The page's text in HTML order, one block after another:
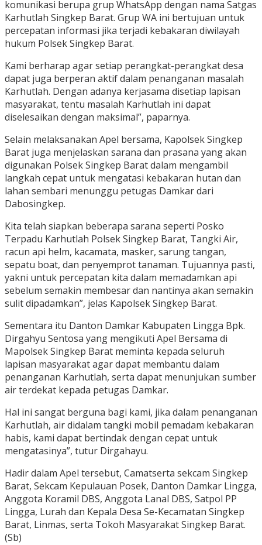
komunikasi berupa grup WhatsApp dengan nama Satgas
Karhutlah Singkep Barat. Grup WA ini bertujuan untuk
percepatan informasi jika terjadi kebakaran diwilayah
hukum Polsek Singkep Barat.
Kami berharap agar setiap perangkat-perangkat desa
dapat juga berperan aktif dalam penanganan masalah
Karhutlah. Dengan adanya kerjasama disetiap lapisan
masyarakat, tentu masalah Karhutlah ini dapat
diselesaikan dengan maksimal”, paparnya.
Selain melaksanakan Apel bersama, Kapolsek Singkep
Barat juga menjelaskan sarana dan prasana yang akan
digunakan Polsek Singkep Barat dalam mengambil
langkah cepat untuk mengatasi kebakaran hutan dan
lahan sembari menunggu petugas Damkar dari
Dabosingkep.
Kita telah siapkan beberapa sarana seperti Posko
Terpadu Karhutlah Polsek Singkep Barat, Tangki Air,
racun api helm, kacamata, masker, sarung tangan,
sepatu boat, dan penyemprot tanaman. Tujuannya pasti,
yakni untuk percepatan kita dalam memadamkan api
sebelum semakin membesar dan nantinya akan semakin
sulit dipadamkan”, jelas Kapolsek Singkep Barat.
Sementara itu Danton Damkar Kabupaten Lingga Bpk.
Dirgahyu Sentosa yang mengikuti Apel Bersama di
Mapolsek Singkep Barat meminta kepada seluruh
lapisan masyarakat agar dapat membantu dalam
penanganan Karhutlah, serta dapat menunjukan sumber
air terdekat kepada petugas Damkar.
Hal ini sangat berguna bagi kami, jika dalam penanganan
Karhutlah, air didalam tangki mobil pemadam kebakaran
habis, kami dapat bertindak dengan cepat untuk
mengatasinya”, tutur Dirgahayu.
Hadir dalam Apel tersebut, Camatserta sekcam Singkep
Barat, Sekcam Kepulauan Posek, Danton Damkar Lingga,
Anggota Koramil DBS, Anggota Lanal DBS, Satpol PP
Lingga, Lurah dan Kepala Desa Se-Kecamatan Singkep
Barat, Linmas, serta Tokoh Masyarakat Singkep Barat.
(Sb)